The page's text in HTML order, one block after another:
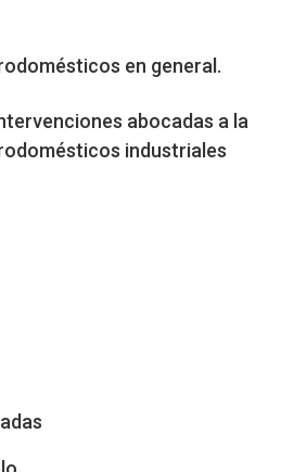
en general.
abocadas a la
industriales